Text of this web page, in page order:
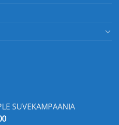
SUVEKAMPAANIA
Praegune